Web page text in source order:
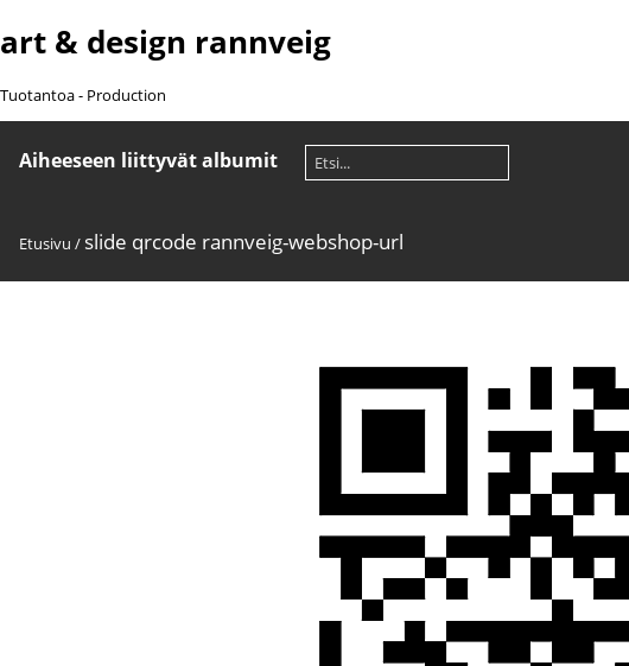
art & design rannveig
Tuotantoa - Production
Aiheeseen liittyvät albumit
Etusivu / slide qrcode rannveig-webshop-url